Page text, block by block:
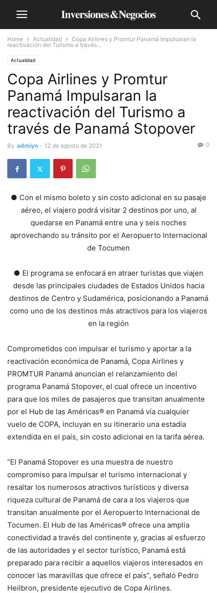
Home Actualidad
Copa Airlines y Promtur Panamá Impulsaran la
reactivación del Turismo a través...
Actualidad
Copa Airlines y Promtur
Panamá Impulsaran la
reactivación del Turismo a
través de Panamá Stopover
By admiyn - 12 de agosto de 2021 0
● Con el mismo boleto y sin costo adicional en su pasaje
aéreo, el viajero podrá visitar 2 destinos por uno, al
quedarse en Panamá entre una y seis noches
aprovechando su tránsito por el Aeropuerto Internacional
de Tocumen
● El programa se enfocará en atraer turistas que viajen
desde las principales ciudades de Estados Unidos hacia
destinos de Centro y Sudamérica, posicionando a Panamá
como uno de los destinos más atractivos para los viajeros
en la región
Comprometidos con impulsar el turismo y aportar a la
reactivación económica de Panamá, Copa Airlines y
PROMTUR Panamá anuncian el relanzamiento del
programa Panamá Stopover, el cual ofrece un incentivo
para que los miles de pasajeros que transitan anualmente
por el Hub de las Américas® en Panamá vía cualquier
vuelo de COPA, incluyan en su itinerario una estadía
extendida en el país, sin costo adicional en la tarifa aérea.
“El Panamá Stopover es una muestra de nuestro
compromiso para impulsar el turismo internacional y
resaltar los numerosos atractivos turísticos y diversa
riqueza cultural de Panamá de cara a los viajeros que
transitan anualmente por el Aeropuerto Internacional de
Tocumen. El Hub de las Américas® ofrece una amplia
conectividad a través del continente y, gracias al esfuerzo
de las autoridades y el sector turístico, Panamá está
preparado para recibir a aquellos viajeros interesados en
conocer las maravillas que ofrece el país”, señaló Pedro
Heilbron, presidente ejecutivo de Copa Airlines.